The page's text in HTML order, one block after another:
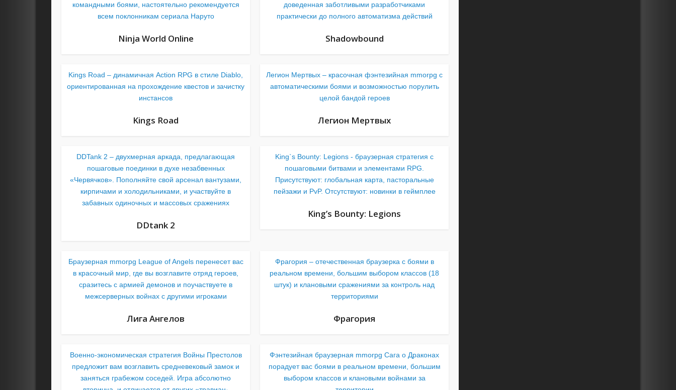
командными боями, настоятельно рекомендуется
всем поклонникам сериала Наруто
Ninja World Online
доведенная заботливыми разработчиками
практически до полного автоматизма действий
Shadowbound
Kings Road – динамичная Action RPG в стиле Diablo,
ориентированная на прохождение квестов и зачистку
инстансов
Kings Road
Легион Мертвых – красочная фэнтезийная mmorpg с
автоматическими боями и возможностью порулить
целой бандой героев
Легион Мертвых
DDTank 2 – двухмерная аркада, предлагающая
пошаговые поединки в духе незабвенных
«Червячков». Пополняйте свой арсенал вантузами,
кирпичами и холодильниками, и участвуйте в
забавных одиночных и массовых сражениях
DDtank 2
King`s Bounty: Legions - браузерная стратегия с
пошаговыми битвами и элементами RPG.
Присутствуют: глобальная карта, пасторальные
пейзажи и PvP. Отсутствуют: новинки в геймплее
King’s Bounty: Legions
Браузерная mmorpg League of Angels перенесет вас
в красочный мир, где вы возглавите отряд героев,
сразитесь с армией демонов и поучаствуете в
межсерверных войнах с другими игроками
Лига Ангелов
Фрагория – отечественная браузерка с боями в
реальном времени, большим выбором классов (18
штук) и клановыми сражениями за контроль над
территориями
Фрагория
Военно-экономическая стратегия Войны Престолов
предложит вам возглавить средневековый замок и
заняться грабежом соседей. Игра абсолютно
Фэнтезийная браузерная mmorpg Сага о Драконах
порадует вас боями в реальном времени, большим
выбором классов и клановыми войнами за